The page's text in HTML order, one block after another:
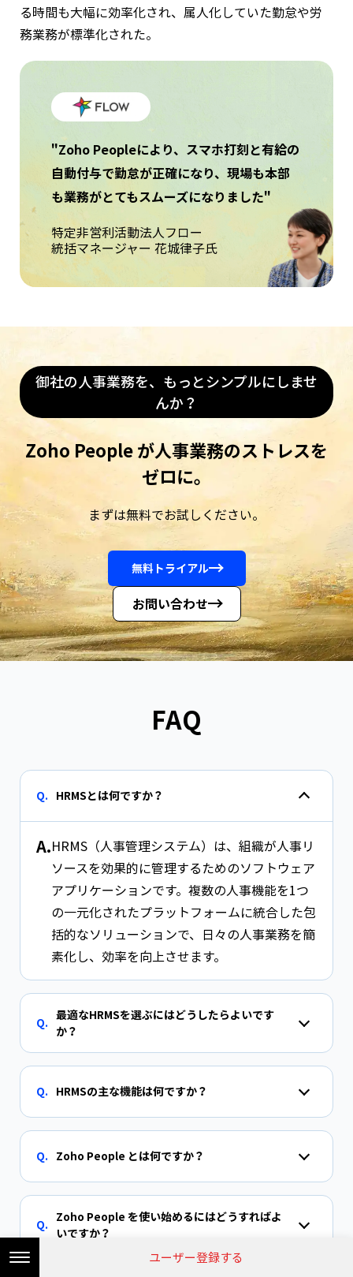
る時間も大幅に効率化され、属人化していた勤怠や労
務業務が標準化された。
"Zoho Peopleにより、スマホ打刻と有給の
自動付与で勤怠が正確になり、現場も本部
も業務がとてもスムーズになりました"
特定非営利活動法人フロー
統括マネージャー 花城律子氏
御社の人事業務を、もっとシンプルにしませ
んか？
Zoho People が人事業務のストレスを
ゼロに。
まずは無料でお試しください。
無料トライアル
お問い合わせ
FAQ
Q. HRMSとは何ですか？
A.HRMS（人事管理システム）は、組織が人事リ
ソースを効果的に管理するためのソフトウェア
アプリケーションです。複数の人事機能を1つ
の一元化されたプラットフォームに統合した包
括的なソリューションで、日々の人事業務を簡
素化し、効率を向上させます。
Q.
最適なHRMSを選ぶにはどうしたらよいです
か？
Q. HRMSの主な機能は何ですか？
Q. Zoho People とは何ですか？
Q.
Zoho People を使い始めるにはどうすればよ
いですか？
ユーザー登録する